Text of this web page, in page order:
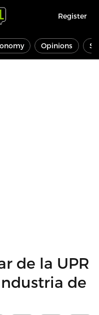
Register
Opinions
de la UPR
de